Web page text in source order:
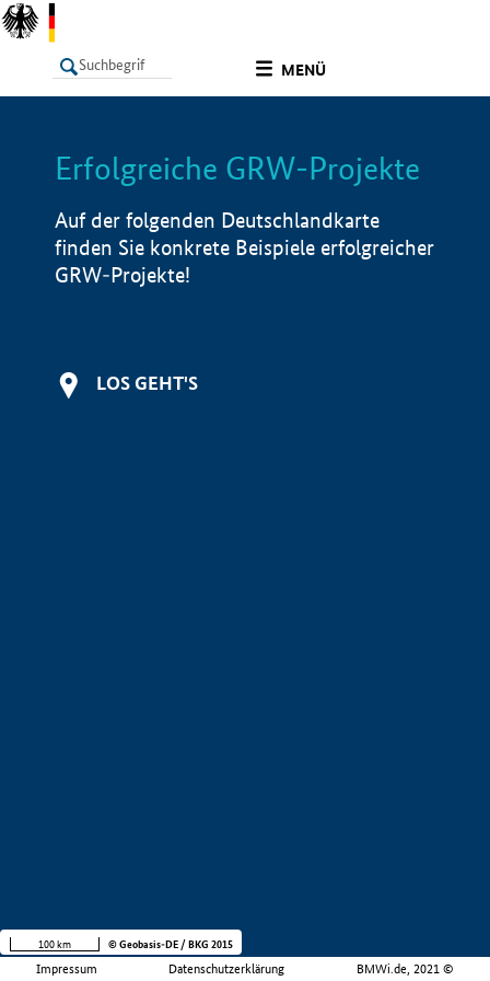
MENÜ
LISTE Info
Erfolgreiche GRW-Projekte
Auf der folgenden Deutschlandkarte
finden Sie konkrete Beispiele erfolgreicher
GRW-Projekte!
LOS GEHT'S
Impressum Datenschutzerklärung BMWi.de, 2021 ©
100 km © Geobasis-DE / BKG 2015